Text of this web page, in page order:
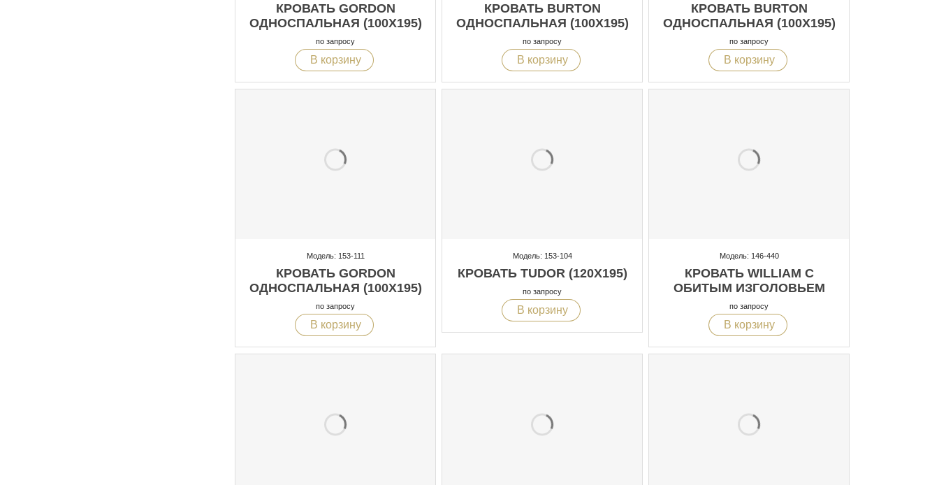
КРОВАТЬ GORDON
ОДНОСПАЛЬНАЯ (100X195)
по запросу
В корзину
КРОВАТЬ BURTON
ОДНОСПАЛЬНАЯ (100X195)
по запросу
В корзину
КРОВАТЬ BURTON
ОДНОСПАЛЬНАЯ (100X195)
по запросу
В корзину
Модель: 153-111
КРОВАТЬ GORDON
ОДНОСПАЛЬНАЯ (100X195)
по запросу
В корзину
Модель: 153-104
КРОВАТЬ TUDOR (120X195)
по запросу
В корзину
Модель: 146-440
КРОВАТЬ WILLIAM С
ОБИТЫМ ИЗГОЛОВЬЕМ
по запросу
В корзину